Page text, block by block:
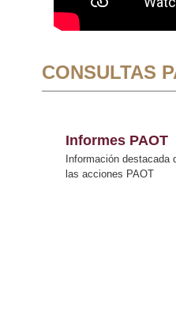
CONSULTAS
Informes PAOT
Información destacada
las acciones PAOT